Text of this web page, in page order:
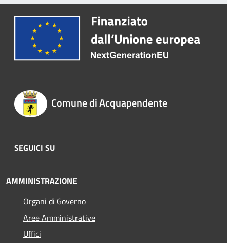
Comune di Acquapendente
SEGUICI SU
AMMINISTRAZIONE
Organi di Governo
Aree Amministrative
Uffici